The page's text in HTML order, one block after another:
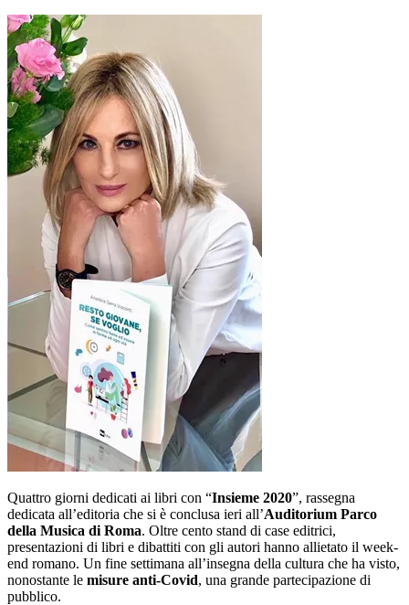
Quattro giorni dedicati ai libri con “Insieme 2020”, rassegna
dedicata all’editoria che si è conclusa ieri all’Auditorium Parco
della Musica di Roma. Oltre cento stand di case editrici,
presentazioni di libri e dibattiti con gli autori hanno allietato il week-
end romano. Un fine settimana all’insegna della cultura che ha visto,
nonostante le misure anti-Covid, una grande partecipazione di
pubblico.